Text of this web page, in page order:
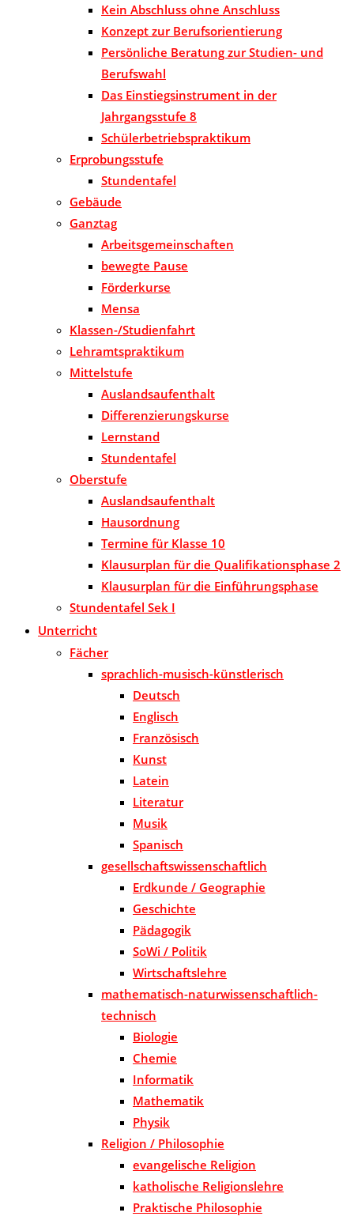
Kein Abschluss ohne Anschluss
Konzept zur Berufsorientierung
Persönliche Beratung zur Studien- und
Berufswahl
Das Einstiegsinstrument in der
Jahrgangsstufe 8
Schülerbetriebspraktikum
Erprobungsstufe
Stundentafel
Gebäude
Ganztag
Arbeitsgemeinschaften
bewegte Pause
Förderkurse
Mensa
Klassen-/Studienfahrt
Lehramtspraktikum
Mittelstufe
Auslandsaufenthalt
Differenzierungskurse
Lernstand
Stundentafel
Oberstufe
Auslandsaufenthalt
Hausordnung
Termine für Klasse 10
Klausurplan für die Qualifikationsphase 2
Klausurplan für die Einführungsphase
Stundentafel Sek I
Unterricht
Fächer
sprachlich-musisch-künstlerisch
Deutsch
Englisch
Französisch
Kunst
Latein
Literatur
Musik
Spanisch
gesellschaftswissenschaftlich
Erdkunde / Geographie
Geschichte
Pädagogik
SoWi / Politik
Wirtschaftslehre
mathematisch-naturwissenschaftlich-
technisch
Biologie
Chemie
Informatik
Mathematik
Physik
Religion / Philosophie
evangelische Religion
katholische Religionslehre
Praktische Philosophie